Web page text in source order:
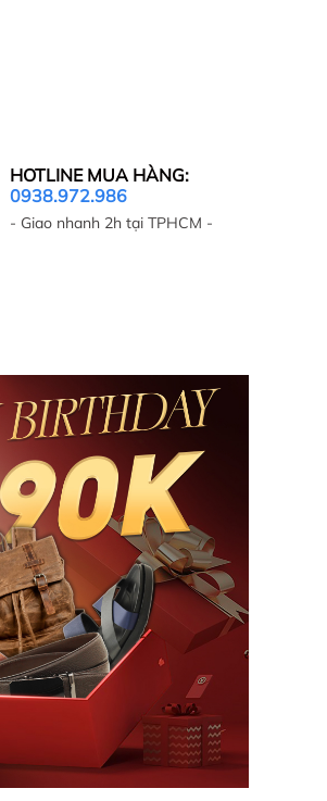
HOTLINE MUA HÀNG:
0938.972.986
- Giao nhanh 2h tại TPHCM -